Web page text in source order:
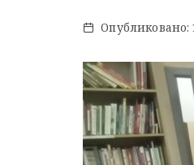
Опубликовано: